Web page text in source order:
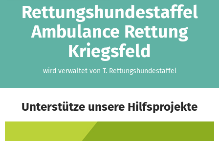
Rettungshundestaffel
Ambulance Rettung
Kriegsfeld
wird verwaltet von T. Rettungshundestaffel
Unterstütze unsere Hilfsprojekte